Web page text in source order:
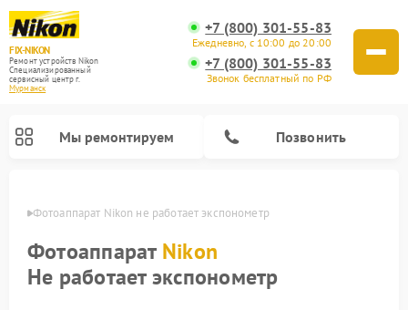
FIX-NIKON
Ремонт устройств Nikon
Специализированный
cервисный центр г.
Мурманск
+7 (800) 301-55-83
Ежедневно, с 10:00 до 20:00
+7 (800) 301-55-83
Звонок бесплатный по РФ
Мы ремонтируем Позвонить
Фотоаппарат Nikon не работает экспонометр
Фотоаппарат Nikon
Не работает экспонометр